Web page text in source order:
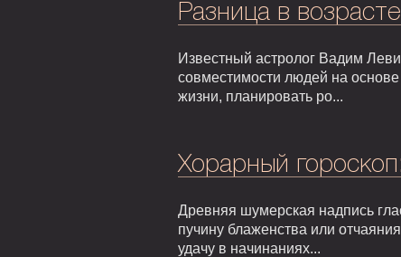
Разница в
Известный астролог Вадим
совместимости людей на
жизни, планировать ро...
Хорарный
Древняя шумерская надпись
пучину блаженства или
удачу в начинаниях...